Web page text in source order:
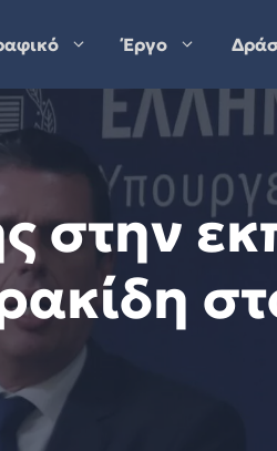
Έργο
στην